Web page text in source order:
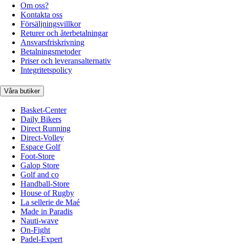
Om oss?
Kontakta oss
Försäljningsvillkor
Returer och återbetalningar
Ansvarsfriskrivning
Betalningsmetoder
Priser och leveransalternativ
Integritetspolicy
Våra butiker
Basket-Center
Daily Bikers
Direct Running
Direct-Volley
Espace Golf
Foot-Store
Galop Store
Golf and co
Handball-Store
House of Rugby
La sellerie de Maé
Made in Paradis
Nauti-wave
On-Fight
Padel-Expert